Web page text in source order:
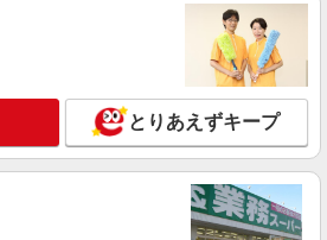
定期巡回/3166da2
保加入者）の場合は時給1,494円 【実務
初任者研修（ヘルパー1級・2級）】 時給
1,414円
川県横浜市緑区十日市場町824-2
ケア ラヴィーレ十日市場】建物内
詳細を見る
とりあえずキープ